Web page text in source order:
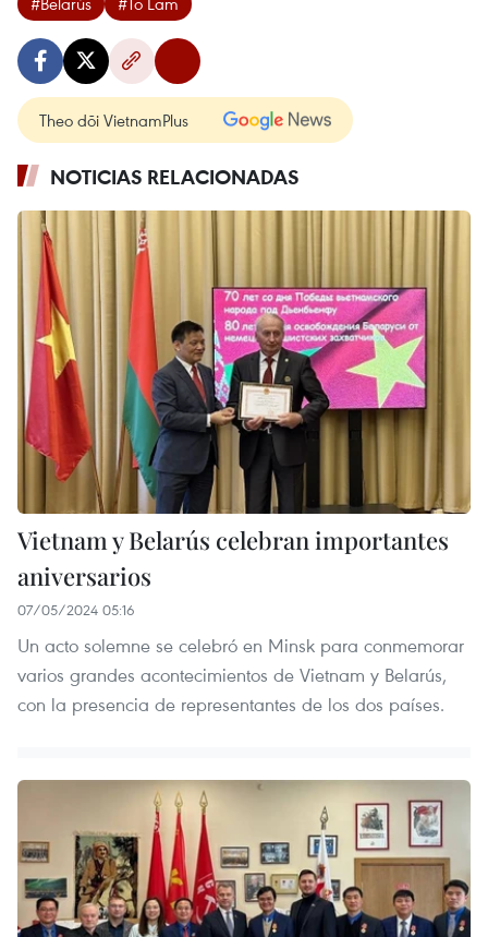
Theo dõi VietnamPlus
NOTICIAS RELACIONADAS
Vietnam y Belarús celebran importantes
aniversarios
07/05/2024 05:16
Un acto solemne se celebró en Minsk para conmemorar
varios grandes acontecimientos de Vietnam y Belarús,
con la presencia de representantes de los dos países.